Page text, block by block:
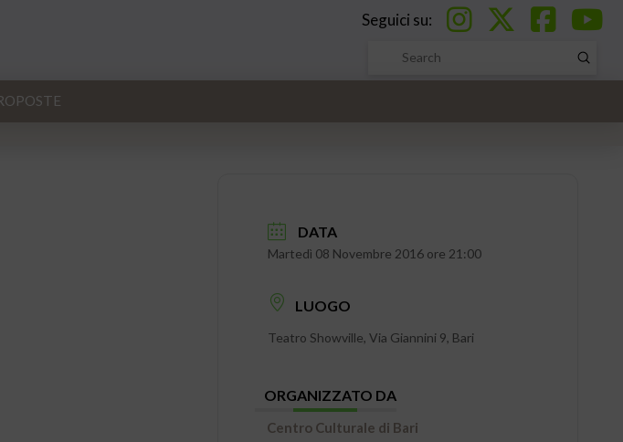
Seguici su:
Search
Submit
DATA
Martedì 08 Novembre 2016 ore 21:00
LUOGO
Teatro Showville, Via Giannini 9, Bari
ORGANIZZATO DA
Centro Culturale di Bari